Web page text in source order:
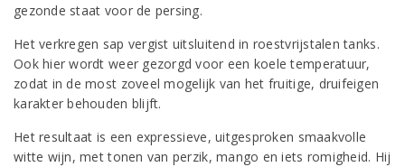
gezonde staat voor de persing.
Het verkregen sap vergist uitsluitend in roestvrijstalen tanks.
Ook hier wordt weer gezorgd voor een koele temperatuur,
zodat in de most zoveel mogelijk van het fruitige, druifeigen
karakter behouden blijft.
Het resultaat is een expressieve, uitgesproken smaakvolle
witte wijn, met tonen van perzik, mango en iets romigheid. Hij